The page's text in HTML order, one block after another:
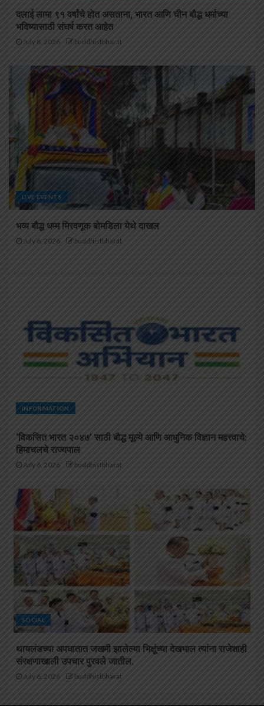
दलाई लामा ९१ वर्षांचे होत असताना, भारत आणि चीन बौद्ध धर्माच्या
भविष्यासाठी संघर्ष करत आहेत
July 8, 2026 buddhistbharat
LIVE EVENTS
भव्य बौद्ध धम्म मिरवणूक बोमडिला येथे दाखल
July 6, 2026 buddhistbharat
INFORMATION
‘विकसित भारत २०४७’ साठी बौद्ध मूल्ये आणि आधुनिक विज्ञान महत्त्वाचे:
हिमाचलचे राज्यपाल
July 6, 2026 buddhistbharat
SOCIAL
थायलंडच्या अपघातात जखमी झालेल्या भिक्षूंच्या देखभाल त्यांना राजेशाही
संरक्षणाखाली उपचार पुरवले जातील.
July 6, 2026 buddhistbharat